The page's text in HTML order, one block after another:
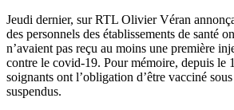
Jeudi dernier, sur RTL Olivier Véran
des personnels des établissements de santé
n’avaient pas reçu au moins une première
contre le covid-19. Pour mémoire, depuis le
soignants ont l’obligation d’être vacciné
suspendus.